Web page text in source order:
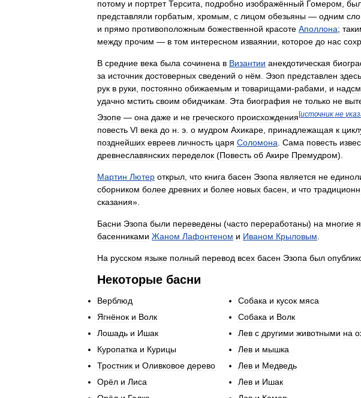
потому и портрет Терсита подробно изображённый Гомером
представляли горбатым хромым с лицом обезьяны — одним
и прямо противоположным божественной красоте Аполлона;
между прочим — в том интересном изваянии которое до нас
В средние века была сочинена в Византии анекдотическая
за источник достоверных сведений о нём Эзоп представлен здесь
рук в руки постоянно обижаемым и товарищами-рабами и
удачно мстить своим обидчикам Эта биография не только не
Эзопе — она даже и не греческого происхождения[источник не
повесть VI века до н э о мудром Ахикаре принадлежащая к
позднейших евреев личность царя Соломона Сама повесть
древнеславянских переделок (Повесть об Акире Премудром).
Мартин Лютер открыл что книга басен Эзопа является не
сборником более древних и более новых басен и что
сказания».
Басни Эзопа были переведены (часто переработаны) на многие
басенниками Жаном Лафонтеном и Иваном Крыловым
На русском языке полный перевод всех басен Эзопа был
Некоторые басни
Верблюд
Ягнёнок и Волк
Лошадь и Ишак
Куропатка и Курицы
Тростник и Оливковое дерево
Орёл и Лиса
Собака и кусок мяса
Собака и Волк
Лев с другими животными на
Лев и мышка
Лев и Медведь
Лев и Ишак